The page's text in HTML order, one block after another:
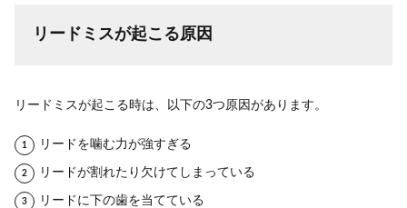
リードミスが起こる原因
リードミスが起こる時は、以下の3つ原因があります。
リードを噛む力が強すぎる
リードが割れたり欠けてしまっている
リードに下の歯を当てている